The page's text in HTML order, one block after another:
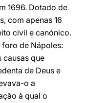
1696. Dotado de
com apenas 16
civil e canónico.
de Nápoles:
causas que
de Deus e
o a
à qual o